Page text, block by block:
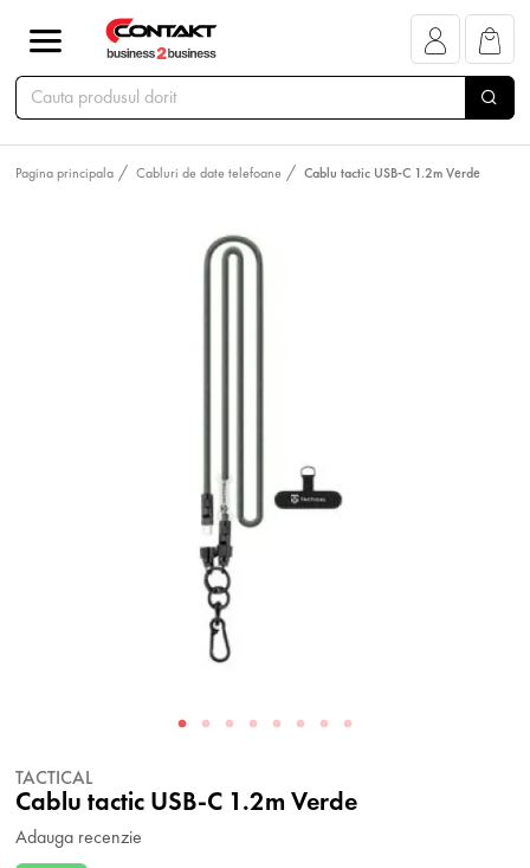
Pagina principala Cabluri de date telefoane Cablu tactic USB-C 1.2m Verde
TACTICAL
Cablu tactic USB-C 1.2m Verde
Adauga recenzie